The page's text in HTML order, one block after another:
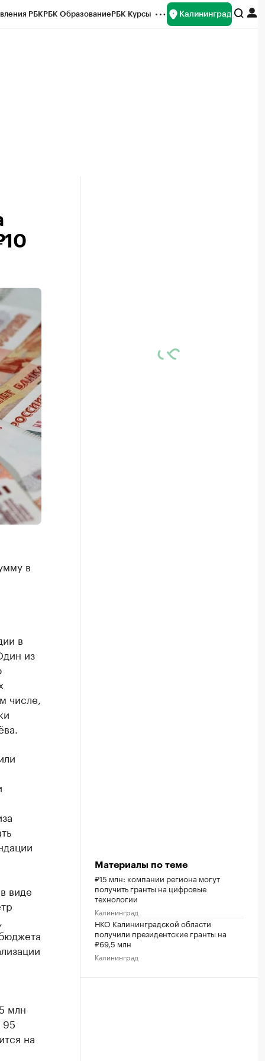
РБКРБК ОбразованиеРБК Курсы Калининград
в
в
из
числе,
виде
млн
95
на
Материалы по теме
₽15 млн: компании региона могут
получить гранты на цифровые
технологии
Калининград
НКО Калининградской области
получили президентские гранты на
₽69,5 млн
Калининград